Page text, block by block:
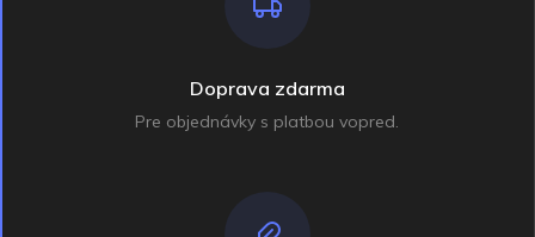
Doprava zdarma
Pre objednávky s platbou vopred.